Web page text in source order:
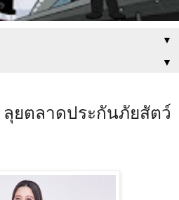
▼
▼
ลุยตลาดประกันภัยสัตว์